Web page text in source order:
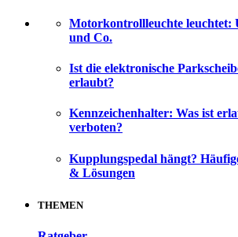
Motorkontrollleuchte leuchtet:
und Co.
Ist die elektronische
erlaubt?
Kennzeichenhalter: Was ist
verboten?
Kupplungspedal hängt?
& Lösungen
THEMEN